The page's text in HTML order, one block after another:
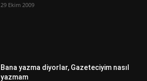
29 Ekim 2009
Bana yazma diyorlar, Gazeteciyim nasıl
yazmam